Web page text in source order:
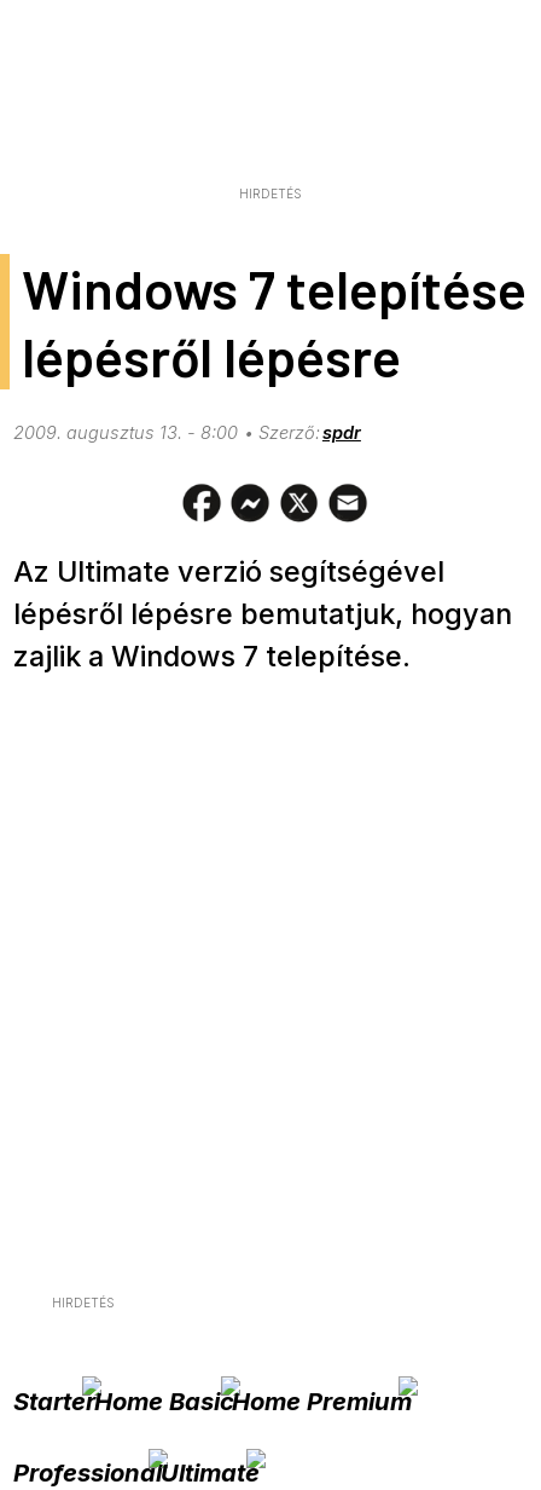
HIRDETÉS
Windows 7 telepítése
lépésről lépésre
2009. augusztus 13. - 8:00 spdr
Az Ultimate verzió segítségével
lépésről lépésre bemutatjuk, hogyan
zajlik a Windows 7 telepítése.
HIRDETÉS
StarterHome BasicHome Premium
ProfessionalUltimate